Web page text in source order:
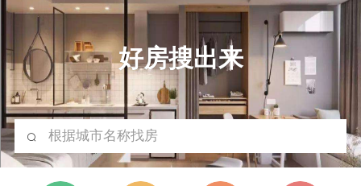
好房搜出来
根据城市名称找房